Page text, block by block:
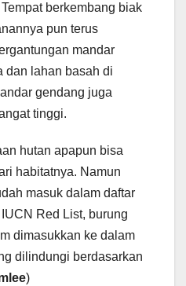
berkembang biak
pun terus
mandar
dan lahan basah di
gendang juga
tinggi.
hutan apapun bisa
habitatnya. Namun
masuk dalam daftar
Red List, burung
dimasukkan ke dalam
dilindungi berdasarkan
)